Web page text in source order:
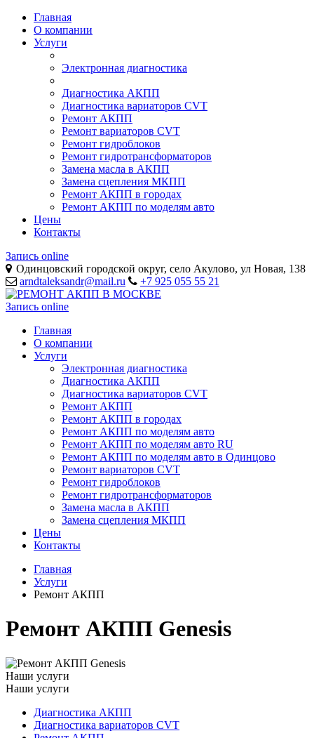
Главная
О компании
Услуги
Электронная диагностика
Диагностика АКПП
Диагностика вариаторов CVT
Ремонт АКПП
Ремонт вариаторов CVT
Ремонт гидроблоков
Ремонт гидротрансформаторов
Замена масла в АКПП
Замена сцепления МКПП
Ремонт АКПП в городах
Ремонт АКПП по моделям авто
Цены
Контакты
Запись online
Одинцовский городской округ, село Акулово, ул Новая, 138
arndtaleksandr@mail.ru
+7 925 055 55 21
Запись online
Главная
О компании
Услуги
Электронная диагностика
Диагностика АКПП
Диагностика вариаторов CVT
Ремонт АКПП
Ремонт АКПП в городах
Ремонт АКПП по моделям авто
Ремонт АКПП по моделям авто RU
Ремонт АКПП по моделям авто в Одинцово
Ремонт вариаторов CVT
Ремонт гидроблоков
Ремонт гидротрансформаторов
Замена масла в АКПП
Замена сцепления МКПП
Цены
Контакты
Главная
Услуги
Ремонт АКПП
Ремонт АКПП Genesis
Наши услуги
Наши услуги
Диагностика АКПП
Диагностика вариаторов CVT